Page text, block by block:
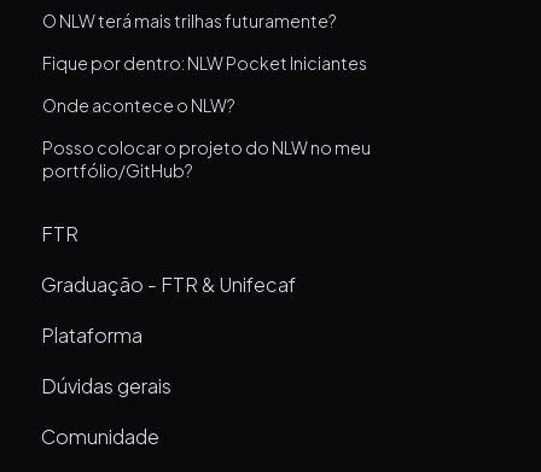
O NLW terá mais trilhas futuramente?
Fique por dentro: NLW Pocket Iniciantes
Onde acontece o NLW?
Posso colocar o projeto do NLW no meu
portfólio/GitHub?
FTR
Graduação - FTR & Unifecaf
Plataforma
Dúvidas gerais
Comunidade